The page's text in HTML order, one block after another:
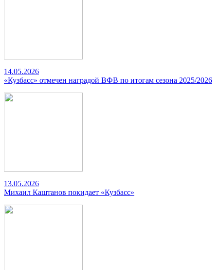
14.05.2026
«Кузбасс» отмечен наградой ВФВ по итогам сезона 2025/2026
13.05.2026
Михаил Каштанов покидает «Кузбасс»